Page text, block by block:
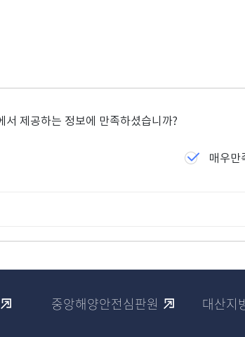
서 제공하는 정보에 만족하셨습니까?
매우만
중앙해양안전심판원 대산지